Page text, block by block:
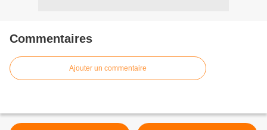
Commentaires
Ajouter un commentaire